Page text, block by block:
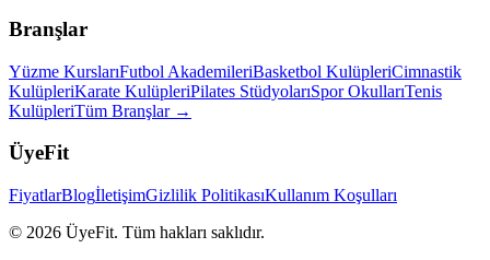
Branşlar
Yüzme KurslarıFutbol AkademileriBasketbol KulüpleriCimnastik
KulüpleriKarate KulüpleriPilates StüdyolarıSpor OkullarıTenis
KulüpleriTüm Branşlar →
ÜyeFit
FiyatlarBlogİletişimGizlilik PolitikasıKullanım Koşulları
© 2026 ÜyeFit. Tüm hakları saklıdır.